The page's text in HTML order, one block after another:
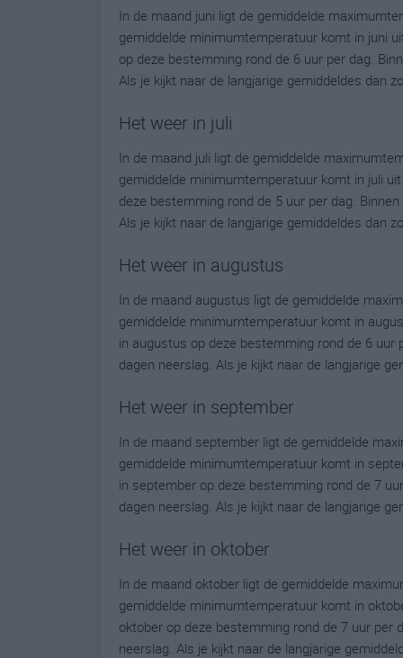
In de maand juni ligt de gemiddelde
gemiddelde minimumtemperatuur komt in juni
op deze bestemming rond de 6 uur per dag.
Als je kijkt naar de langjarige gemiddeldes dan
Het weer in juli
In de maand juli ligt de gemiddelde
gemiddelde minimumtemperatuur komt in juli
deze bestemming rond de 5 uur per dag.
Als je kijkt naar de langjarige gemiddeldes dan
Het weer in augustus
In de maand augustus ligt de gemiddelde
gemiddelde minimumtemperatuur komt in
in augustus op deze bestemming rond de 6 uur
dagen neerslag. Als je kijkt naar de langjarige
Het weer in september
In de maand september ligt de gemiddelde
gemiddelde minimumtemperatuur komt in
in september op deze bestemming rond de 7
dagen neerslag. Als je kijkt naar de langjarige
Het weer in oktober
In de maand oktober ligt de gemiddelde
gemiddelde minimumtemperatuur komt in
oktober op deze bestemming rond de 7 uur per
neerslag. Als je kijkt naar de langjarige